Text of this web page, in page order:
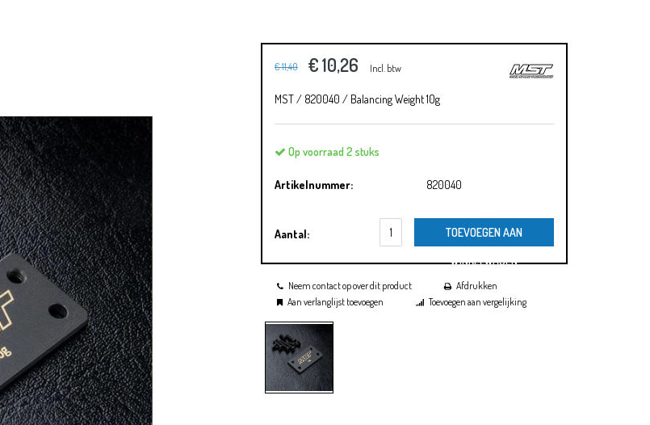
€ 11,40 € 10,26 Incl. btw
MST / 820040 / Balancing Weight 10g
Op voorraad 2 stuks
Artikelnummer: 820040
Aantal: TOEVOEGEN AAN
WINKELWAGEN
Neem contact op over dit product
Afdrukken
Aan verlanglijst toevoegen
Toevoegen aan vergelijking